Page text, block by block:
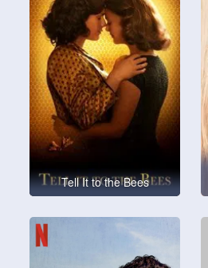
Tell It to the Bees